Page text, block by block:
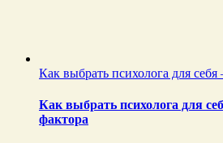
Как выбрать психолога для
Как выбрать психолога для
фактора